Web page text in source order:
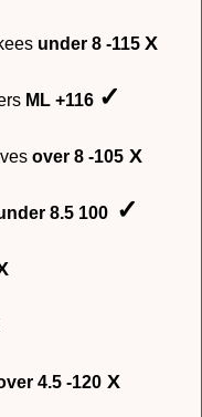
under 8 -115 X
ML +116 ✓
over 8 -105 X
8.5 100 ✓
4.5 -120 X